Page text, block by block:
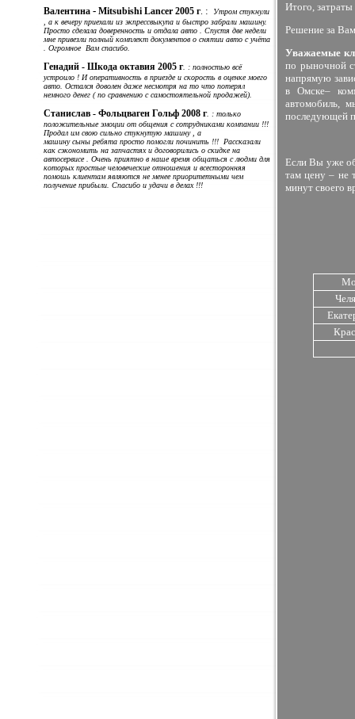
Валентина - Mitsubishi Lancer 2005 г. :
Утром стукнули
, а к вечеру приехали из экпрессвыкупа и быстро забрали машину.
Просто сделала доверенность и отдала авто . Спустя две недели
мне привезли полный комплект документов о снятии авто с учёта
. Огромное Вам спасибо.
Генадий - Шкода октавия 2005 г. : полностью всё
устроило ! И оперативность в приезде и скорость в оценке моего
авто. Остался доволен даже несмотря на то что потерял
немного денег ( по сравнению с самостоятельной продажей).
Станислав - Фольцваген Гольф 2008 г. : только
положительные эмоции от общения с сотрудниками компании !!!
Продал им свою сильно стукнутую машину , а
машину сыны ребята просто помогли починить !!! Рассказали
как сэкономить на запчастях и договорились о скидке на
автосервисе . Очень приятно в наше время общаться с людми для
которых простые человеческие отношения и всесторонняя
помошь клиентам являются не менее приоритетными чем
получение прибыли. Спасибо и удачи в делах !!!
Итого, затраты
Решение за
Уважаемые
по рыночной
напрямую
в Омске–
автомобиль,
последующей
Если Вы уже
там цену – не
минут своего